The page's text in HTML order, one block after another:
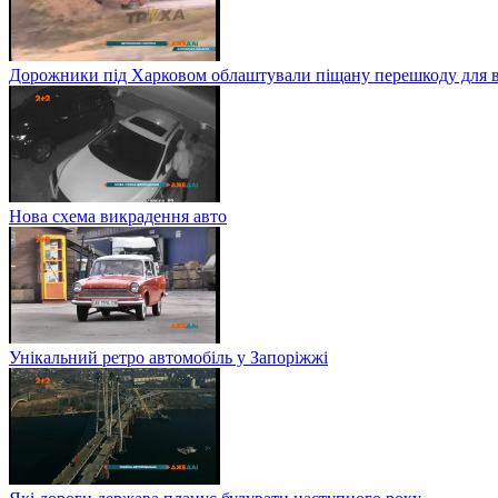
Дорожники під Харковом облаштували піщану перешкоду для
Нова схема викрадення авто
Унікальний ретро автомобіль у Запоріжжі